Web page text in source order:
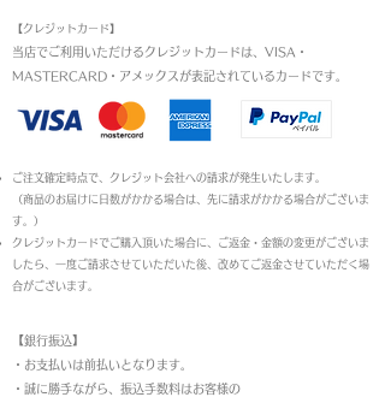
【クレジットカード】
当店でご利用いただけるクレジットカードは、VISA・
MASTERCARD・アメックスが表記されているカードです。​
ご注文確定時点で、クレジット会社への請求が発生いたします。
（商品のお届けに日数がかかる場合は、先に請求がかかる場合がございま
す。）
クレジットカードでご購入頂いた場合に、ご返金・金額の変更がございま
したら、一度ご請求させていただいた後、改めてご返金させていただく場
合がございます。
【銀行振込】
・お支払いは前払いとなります。
・ 誠に勝手ながら、振込手数料はお客様の